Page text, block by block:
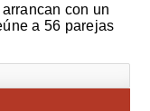
con un
a 56 parejas